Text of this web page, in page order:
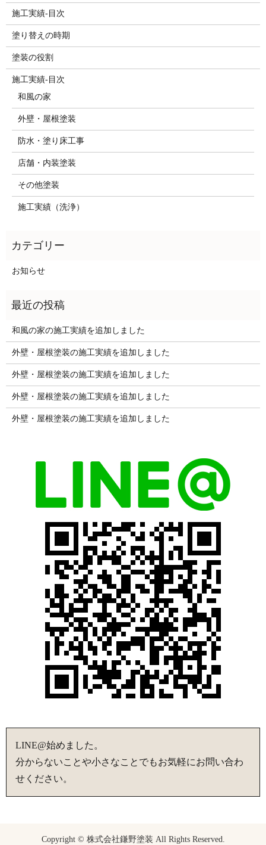
施工実績-目次
塗り替えの時期
塗装の役割
施工実績-目次
和風の家
外壁・屋根塗装
防水・塗り床工事
店舗・内装塗装
その他塗装
施工実績（洗浄）
お知らせ
和風の家の施工実績を追加しました
外壁・屋根塗装の施工実績を追加しました
外壁・屋根塗装の施工実績を追加しました
外壁・屋根塗装の施工実績を追加しました
外壁・屋根塗装の施工実績を追加しました
LINE@始めました。
分からないことや小さなことでもお気軽にお問い合わ
せください。
Copyright © 株式会社鎌野塗装 All Rights Reserved.